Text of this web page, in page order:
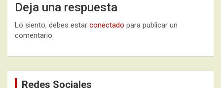
Deja una respuesta
Lo siento, debes estar conectado para publicar un
comentario.
Redes Sociales